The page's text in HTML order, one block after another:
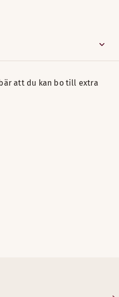
att du kan bo till extra